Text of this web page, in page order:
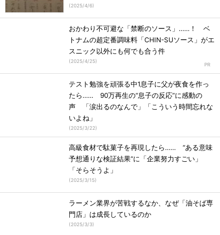
(2025/4/6)
おかわり不可避な「禁断のソース」……！ ベ
トナムの超定番調味料「CHIN-SUソース」がエ
スニック以外にも何でも合う件
(2025/4/25)
テスト勉強を頑張る中1息子に父が夜食を作っ
たら…… 90万再生の“息子の反応”に感動の
声 「涙出るのなんで」「こういう時間忘れな
いよね」
(2025/3/22)
高級食材で駄菓子を再現したら…… “ある意味
予想通りな検証結果”に「企業努力すごい」
「そらそうよ」
(2025/3/15)
ラーメン業界が苦戦するなか、なぜ「油そば専
門店」は成長しているのか
(2025/3/3)